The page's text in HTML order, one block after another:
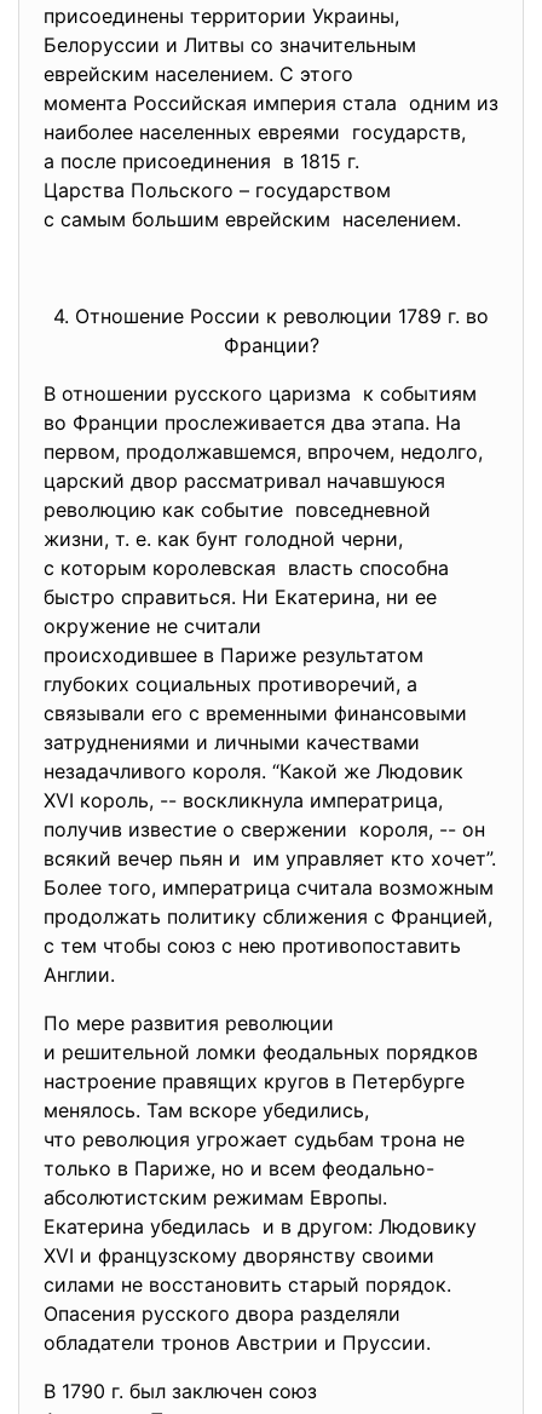
присоединены территории Украины,
Белоруссии и Литвы со значительным
еврейским населением. С этого
момента Российская империя стала одним из
наиболее населенных евреями государств,
а после присоединения в 1815 г.
Царства Польского – государством
с самым большим еврейским населением.
4. Отношение России к революции 1789 г. во
Франции?
В отношении русского царизма к событиям
во Франции прослеживается два этапа. На
первом, продолжавшемся, впрочем, недолго,
царский двор рассматривал начавшуюся
революцию как событие повседневной
жизни, т. е. как бунт голодной черни,
с которым королевская власть способна
быстро справиться. Ни Екатерина, ни ее
окружение не считали
происходившее в Париже результатом
глубоких социальных противоречий, а
связывали его с временными финансовыми
затруднениями и личными качествами
незадачливого короля. “Какой же Людовик
XVI король, -- воскликнула императрица,
получив известие о свержении короля, -- он
всякий вечер пьян и им управляет кто хочет”.
Более того, императрица считала возможным
продолжать политику сближения с Францией,
с тем чтобы союз с нею противопоставить
Англии.
По мере развития революции
и решительной ломки феодальных порядков
настроение правящих кругов в Петербурге
менялось. Там вскоре убедились,
что революция угрожает судьбам трона не
только в Париже, но и всем феодально-
абсолютистским режимам Европы.
Екатерина убедилась и в другом: Людовику
XVI и французскому дворянству своими
силами не восстановить старый порядок.
Опасения русского двора разделяли
обладатели тронов Австрии и Пруссии.
В 1790 г. был заключен союз